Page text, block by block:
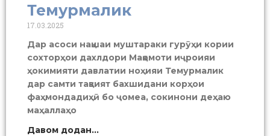
Темурмалик
17.03.2025
Дар асоси нақшаи муштараки гурӯҳи кории
сохторҳои дахлдори Мақомоти иҷроияи
ҳокимияти давлатии ноҳияи Темурмалик
дар самти тақвият бахшидани корҳои
фаҳмондадиҳӣ бо ҷомеа, сокинони деҳаю
маҳаллаҳо
Давом додан...